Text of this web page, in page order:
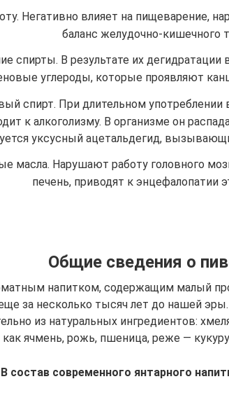
Негативно влияет на пищеварение,
баланс желудочно-кишечного
спирты. В результате их дегидратации
углероды, которые проявляют
спирт. При длительном
к алкоголизму. В организме он
уксусный ацетальдегид,
масла. Нарушают работу головного
печень, приводят к энцефалопатии
Общие сведения о
напитком, содержащим малый
за несколько тысяч лет до нашей
из натуральных ингредиентов:
как ячмень, рожь, пшеница, реже —
В состав современного янтарного